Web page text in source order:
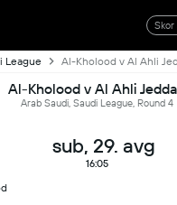
Skor
League Al-Kholood v Al Ahli
Al-Kholood v Al Ahli
Arab Saudi, Saudi League, Round 4
sub, 29. avg
16:05